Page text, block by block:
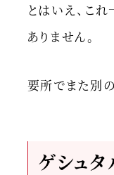
とはいえ、こ
ありません。
要所でまた別
ゲシュ